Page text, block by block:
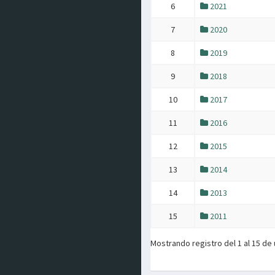
6 2021
7 2020
8 2019
9 2018
10 2017
11 2016
12 2015
13 2014
14 2013
15 2011
Mostrando registro del 1 al 15